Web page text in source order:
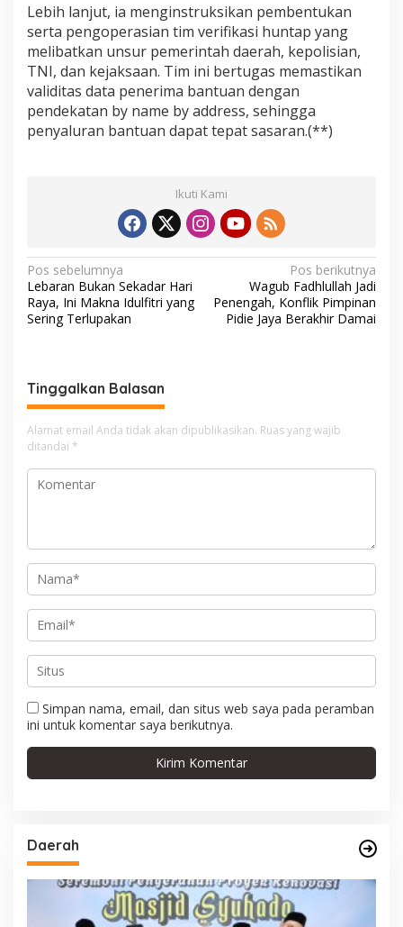
Lebih lanjut, ia menginstruksikan pembentukan
serta pengoperasian tim verifikasi huntap yang
melibatkan unsur pemerintah daerah, kepolisian,
TNI, dan kejaksaan. Tim ini bertugas memastikan
validitas data penerima bantuan dengan
pendekatan by name by address, sehingga
penyaluran bantuan dapat tepat sasaran.(**)
Ikuti Kami
N
a
v
g
a
s
i
p
Pos sebelumnya
Lebaran Bukan Sekadar Hari
Raya, Ini Makna Idulfitri yang
Sering Terlupakan
Pos berikutnya
Wagub Fadhlullah Jadi
Penengah, Konflik Pimpinan
Pidie Jaya Berakhir Damai
Tinggalkan Balasan
Alamat email Anda tidak akan dipublikasikan. Ruas yang wajib
ditandai *
Simpan nama, email, dan situs web saya pada peramban
ini untuk komentar saya berikutnya.
Daerah